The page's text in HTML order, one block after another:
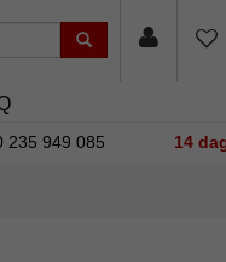
235 949 085 14